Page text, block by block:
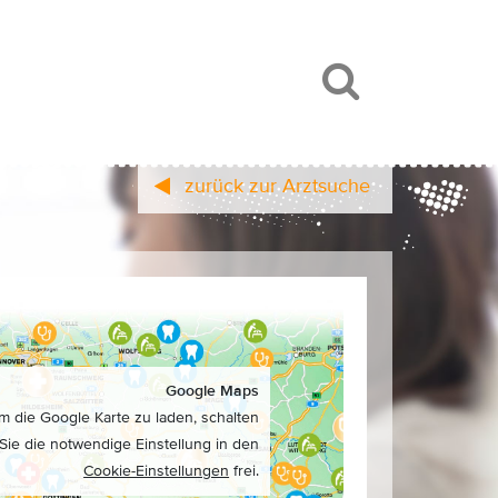
zurück zur Arztsuche
Google Maps
die Google Karte zu laden, schalten
Sie die notwendige Einstellung in den
Cookie-Einstellungen frei.